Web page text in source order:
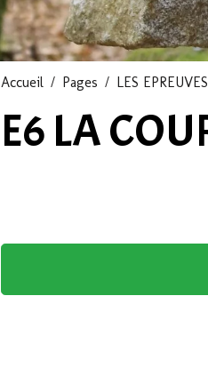
Accueil Pages LES
E6 LA